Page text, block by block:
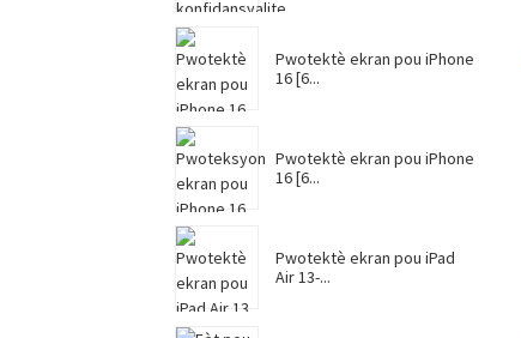
Pwotektè ekran pou iPhone
16 [6...
Pwotektè ekran pou iPhone
16 [6...
Pwotektè ekran pou iPad
Air 13-...